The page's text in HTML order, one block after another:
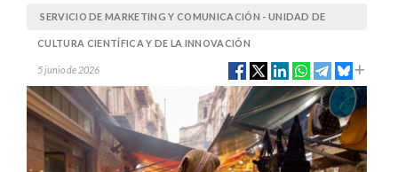
SERVICIO DE MARKETING Y COMUNICACIÓN - UNIDAD DE
CULTURA CIENTÍFICA Y DE LA INNOVACIÓN
5 junio de 2026